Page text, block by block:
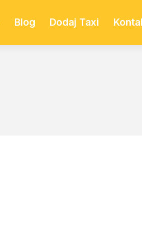
Blog Dodaj Taxi